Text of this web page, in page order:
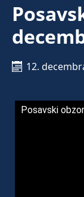
12.
Posavski